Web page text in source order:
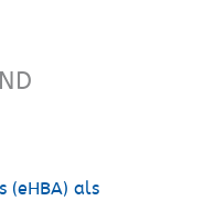
(eHBA) als